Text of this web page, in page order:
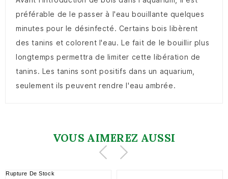
préférable de le passer à l'eau bouillante quelques
minutes pour le désinfecté. Certains bois libèrent
des tanins et colorent l'eau. Le fait de le bouillir plus
longtemps permettra de limiter cette libération de
tanins. Les tanins sont positifs dans un aquarium,
seulement ils peuvent rendre l'eau ambrée.
VOUS AIMEREZ AUSSI
Rupture De Stock